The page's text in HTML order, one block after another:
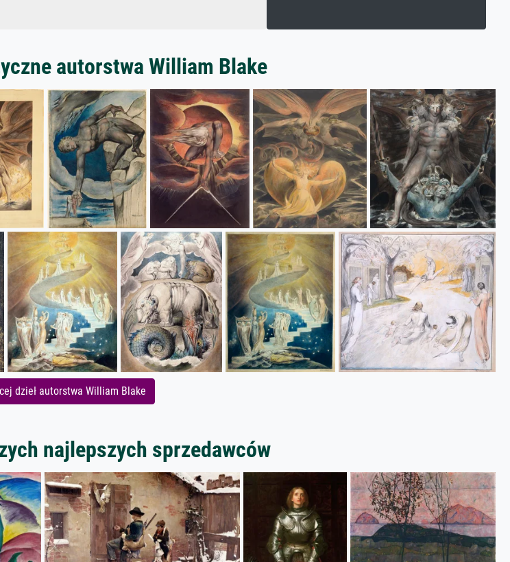
autorstwa William Blake
dzieł autorstwa William Blake
najlepszych sprzedawców